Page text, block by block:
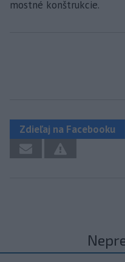
mostné konštrukcie.
Zdieľaj na Facebooku